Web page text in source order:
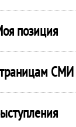
позиция
СМИ